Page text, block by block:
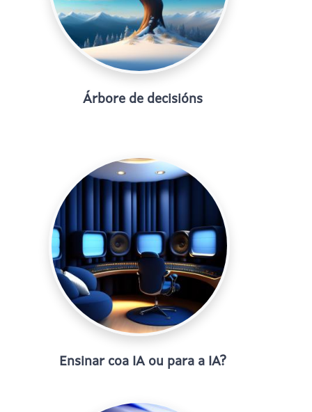
Árbore de decisións
Ensinar coa IA ou para a IA?